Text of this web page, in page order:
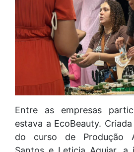
Entre as empresas
estava a EcoBeauty.
do curso de Produção